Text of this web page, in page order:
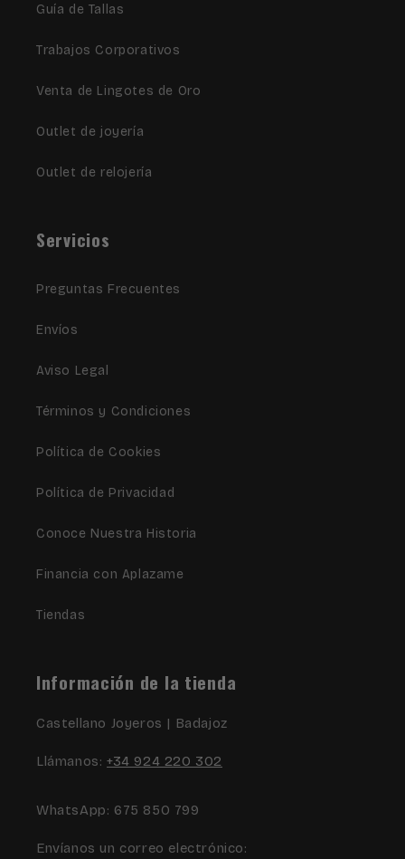
Guía de Tallas
Trabajos Corporativos
Venta de Lingotes de Oro
Outlet de joyería
Outlet de relojería
Servicios
Preguntas Frecuentes
Envíos
Aviso Legal
Términos y Condiciones
Política de Cookies
Política de Privacidad
Conoce Nuestra Historia
Financia con Aplazame
Tiendas
Información de la tienda
Castellano Joyeros | Badajoz
Llámanos: +34 924 220 302
WhatsApp: 675 850 799
Envíanos un correo electrónico: